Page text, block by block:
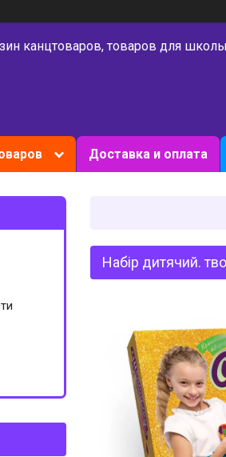
канцтоваров, товаров для
Доставка и оплата
Набір дитячий.